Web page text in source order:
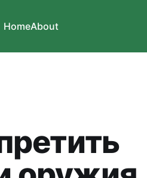
HomeAbout